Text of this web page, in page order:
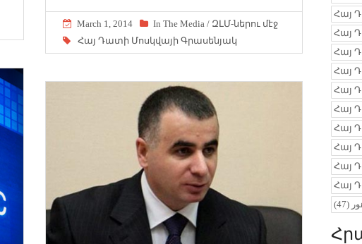
March 1, 2014
In The Media / ԶԼՄ-ներու մէջ
Հայ Դատի Մոսկվայի Գրասենյակ
Հայ
Հայ
Հայ
Հայ
Հայ
Հայ
Հայ
Հայ
Հայ
Հայ
(47)